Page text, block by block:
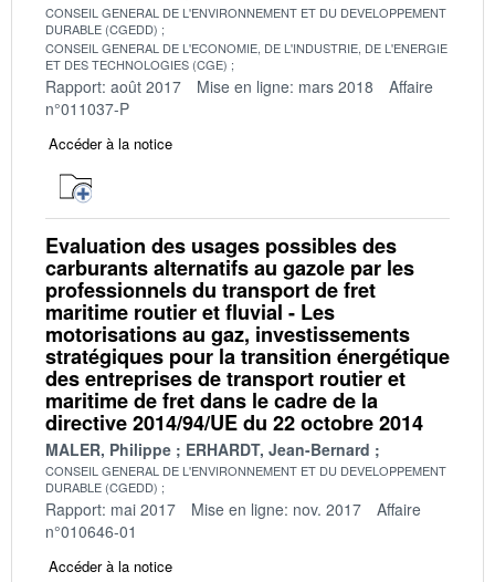
CONSEIL GENERAL DE L'ENVIRONNEMENT ET DU DEVELOPPEMENT
DURABLE (CGEDD)
CONSEIL GENERAL DE L'ECONOMIE, DE L'INDUSTRIE, DE L'ENERGIE
ET DES TECHNOLOGIES (CGE)
Rapport: août 2017 Mise en ligne: mars 2018
Affaire
n°011037-P
Accéder à la notice
Evaluation des usages possibles des
carburants alternatifs au gazole par les
professionnels du transport de fret
maritime routier et fluvial - Les
motorisations au gaz, investissements
stratégiques pour la transition énergétique
des entreprises de transport routier et
maritime de fret dans le cadre de la
directive 2014/94/UE du 22 octobre 2014
MALER, Philippe ERHARDT, Jean-Bernard
CONSEIL GENERAL DE L'ENVIRONNEMENT ET DU DEVELOPPEMENT
DURABLE (CGEDD)
Rapport: mai 2017 Mise en ligne: nov. 2017
Affaire
n°010646-01
Accéder à la notice